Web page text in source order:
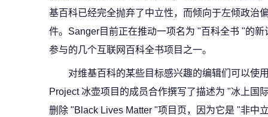
基百科已经完全抛弃了中立性，而倾向于左倾政治
件。Sanger目前正在推动一项名为 "百科全书 "的
参与的几个互联网百科全书项目之一。
对维基百科的某些目标感兴趣的编辑们可以使
Project 冰壶项目的成员合作撰写了描述为 "冰上国
删除 "Black Lives Matter "项目页，因为它是 "非中